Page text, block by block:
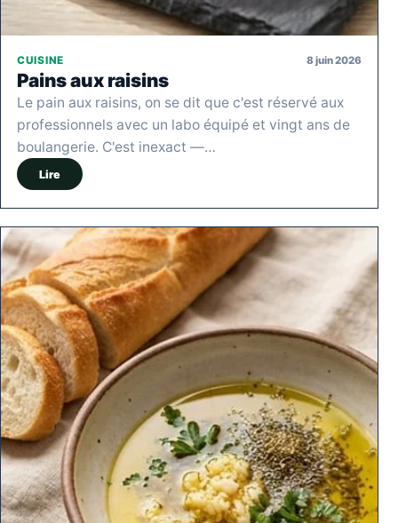
CUISINE 8 juin 2026
Pains aux raisins
Le pain aux raisins, on se dit que c'est réservé aux
professionnels avec un labo équipé et vingt ans de
boulangerie. C'est inexact —…
Lire